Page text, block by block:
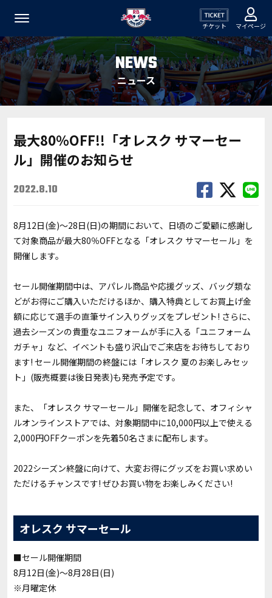
チケット マイページ
NEWS
ニュース
最大80％OFF!!「オレスク サマーセー
ル」開催のお知らせ
2022.8.10
8月12日(金)～28日(日)の期間において、日頃のご愛顧に感謝し
て対象商品が最大80％OFFとなる「オレスク サマーセール」を
開催します。
セール開催期間中は、アパレル商品や応援グッズ、バッグ類な
どがお得にご購入いただけるほか、購入特典としてお買上げ金
額に応じて選手の直筆サイン入りグッズをプレゼント! さらに、
過去シーズンの貴重なユニフォームが手に入る「ユニフォーム
ガチャ」など、イベントも盛り沢山でご来店をお待ちしており
ます! セール開催期間の終盤には「オレスク 夏のお楽しみセッ
ト」(販売概要は後日発表)も発売予定です。
また、「オレスク サマーセール」開催を記念して、オフィシャ
ルオンラインストアでは、対象期間中に10,000円以上で使える
2,000円OFFクーポンを先着50名さまに配布します。
2022シーズン終盤に向けて、大変お得にグッズをお買い求めい
ただけるチャンスです! ぜひお買い物をお楽しみください!
オレスク サマーセール
■セール開催期間
8月12日(金)～8月28日(日)
※月曜定休